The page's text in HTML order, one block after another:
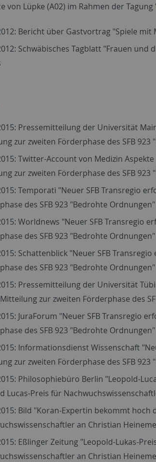
von Lüpke (A02) im Rahmen der
Bericht über Gastvortrag "Spiele mit
Schwäbisches Tagblatt "Frauen
Pressemitteilung der Universität
zur zweiten Förderphase des SFB
Twitter-Account von Medizin
zur zweiten Förderphase des SFB
Temporati "Neuer SFB Transregio
des SFB 923 "Bedrohte Ordnungen"
Worldnews "Neuer SFB Transregio
des SFB 923 "Bedrohte Ordnungen"
Schattenblick "Neuer SFB
des SFB 923 "Bedrohte Ordnungen"
Pressemitteilung der Universität
zur zweiten Förderphase des
JuraForum "Neuer SFB Transregio
des SFB 923 "Bedrohte Ordnungen"
Informationsdienst Wissenschaft
zur zweiten Förderphase des SFB
Philosophiebüro Berlin "Leopold-
Lucas-Preis für
Bild "Koran-Expertin bekommt
an Christian
Eßlinger Zeitung "Leopold-Lukas-
an Christian